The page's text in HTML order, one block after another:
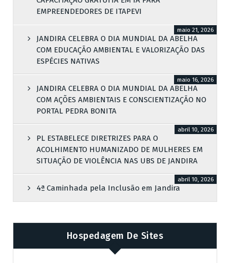
EMPREENDEDORES DE ITAPEVI
JANDIRA CELEBRA O DIA MUNDIAL DA ABELHA
COM EDUCAÇÃO AMBIENTAL E VALORIZAÇÃO DAS
ESPÉCIES NATIVAS
maio 21, 2026
JANDIRA CELEBRA O DIA MUNDIAL DA ABELHA
COM AÇÕES AMBIENTAIS E CONSCIENTIZAÇÃO NO
PORTAL PEDRA BONITA
maio 16, 2026
PL ESTABELECE DIRETRIZES PARA O
ACOLHIMENTO HUMANIZADO DE MULHERES EM
SITUAÇÃO DE VIOLÊNCIA NAS UBS DE JANDIRA
abril 10, 2026
4ª Caminhada pela Inclusão em Jandira
abril 10, 2026
Hospedagem De Sites